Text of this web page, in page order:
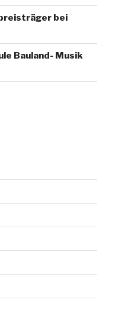
bei
Bauland- Musik